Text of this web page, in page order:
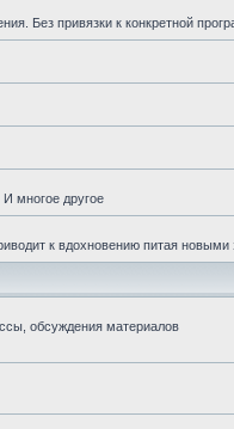
Без привязки к конкретной
И многое другое
к вдохновению питая новыми
обсуждения материалов